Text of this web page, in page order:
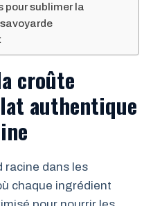
pour sublimer la
croûte
authentique
racine dans les
chaque ingrédient